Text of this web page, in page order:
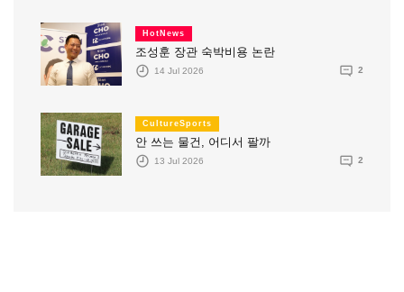
HotNews
조성훈 장관 숙박비용 논란
14 Jul 2026 2
CultureSports
안 쓰는 물건, 어디서 팔까
13 Jul 2026 2